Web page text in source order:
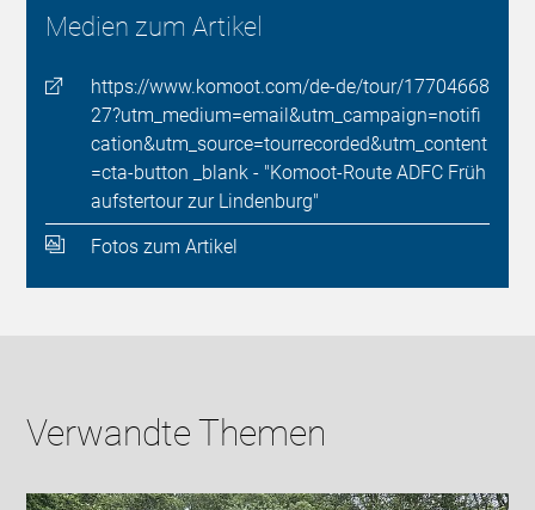
Medien zum Artikel
https://www.komoot.com/de-de/tour/17704668
27?utm_medium=email&utm_campaign=notifi
cation&utm_source=tourrecorded&utm_content
=cta-button _blank - "Komoot-Route ADFC Früh
aufstertour zur Lindenburg"
Fotos zum Artikel
Verwandte Themen